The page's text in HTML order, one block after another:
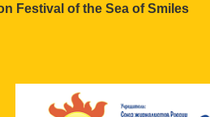
Festival of the Sea of Smiles